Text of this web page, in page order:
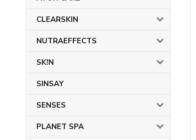
CLEARSKIN
NUTRAEFFECTS
SK!N
SINSAY
SENSES
PLANET SPA